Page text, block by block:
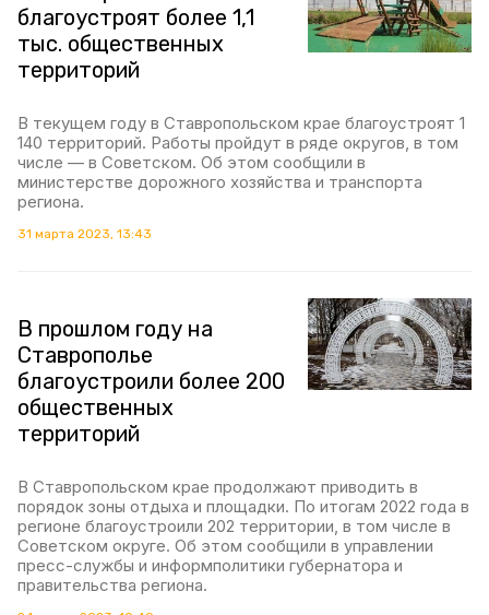
благоустроят более 1,1
тыс. общественных
территорий
В текущем году в Ставропольском крае благоустроят 1
140 территорий. Работы пройдут в ряде округов, в том
числе — в Советском. Об этом сообщили в
министерстве дорожного хозяйства и транспорта
региона.
31 марта 2023, 13:43
В прошлом году на
Ставрополье
благоустроили более 200
общественных
территорий
В Ставропольском крае продолжают приводить в
порядок зоны отдыха и площадки. По итогам 2022 года в
регионе благоустроили 202 территории, в том числе в
Советском округе. Об этом сообщили в управлении
пресс-службы и информполитики губернатора и
правительства региона.